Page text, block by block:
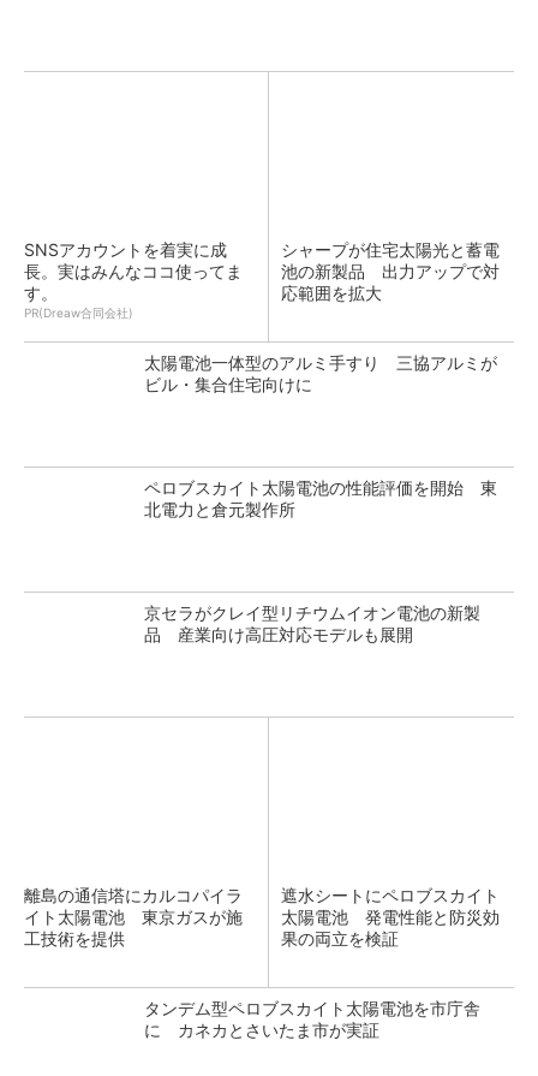
SNSアカウントを着実に成
長。実はみんなココ使ってま
す。
PR(Dreaw合同会社)
シャープが住宅太陽光と蓄電
池の新製品 出力アップで対
応範囲を拡大
太陽電池一体型のアルミ手すり 三協アルミが
ビル・集合住宅向けに
ペロブスカイト太陽電池の性能評価を開始 東
北電力と倉元製作所
京セラがクレイ型リチウムイオン電池の新製
品 産業向け高圧対応モデルも展開
離島の通信塔にカルコパイラ
イト太陽電池 東京ガスが施
工技術を提供
遮水シートにペロブスカイト
太陽電池 発電性能と防災効
果の両立を検証
タンデム型ペロブスカイト太陽電池を市庁舎
に カネカとさいたま市が実証